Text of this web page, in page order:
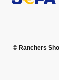
© Ranchers